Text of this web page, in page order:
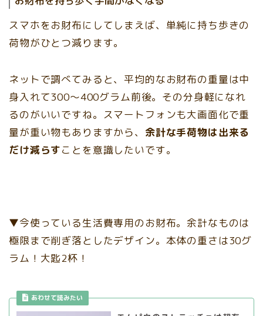
スマホをお財布にしてしまえば、単純に持ち歩きの
荷物がひとつ減ります。
ネットで調べてみると、平均的なお財布の重量は中
身入れて300～400グラム前後。その分身軽になれ
るのがいいですね。スマートフォンも大画面化で重
量が重い物もありますから、 余計な手荷物は出来る
だけ減らすことを意識したいです。
▼今使っている生活費専用のお財布。余計なものは
極限まで削ぎ落としたデザイン。本体の重さは30グ
ラム！大匙2杯！
あわせて読みたい